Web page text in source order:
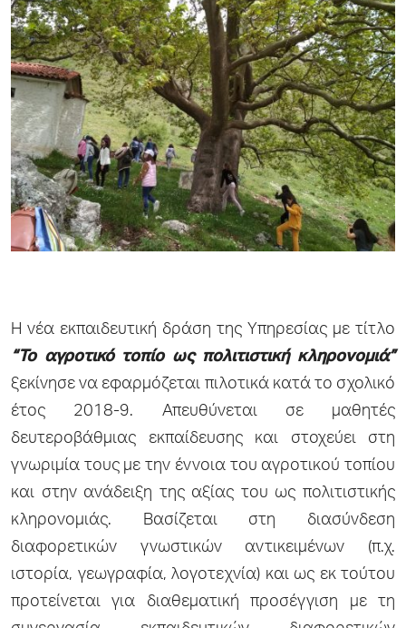
Η νέα εκπαιδευτική δράση της Υπηρεσίας με τίτλο
“Το αγροτικό τοπίο ως πολιτιστική κληρονομιά”
ξεκίνησε να εφαρμόζεται πιλοτικά κατά το σχολικό
έτος 2018-9. Απευθύνεται σε μαθητές
δευτεροβάθμιας εκπαίδευσης και στοχεύει στη
γνωριμία τους με την έννοια του αγροτικού τοπίου
και στην ανάδειξη της αξίας του ως πολιτιστικής
κληρονομιάς. Βασίζεται στη διασύνδεση
διαφορετικών γνωστικών αντικειμένων (π.χ.
ιστορία, γεωγραφία, λογοτεχνία) και ως εκ τούτου
προτείνεται για διαθεματική προσέγγιση με τη